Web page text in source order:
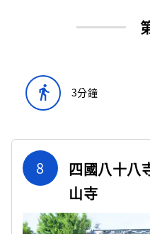
directions_walk 3分鐘
8
四國八十八
山寺